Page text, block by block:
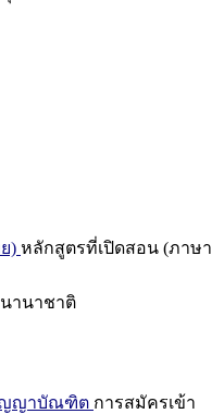
) หลักสูตรที่เปิดสอน (ภาษา
านาชาติ
ญญาบัณฑิต การสมัครเข้า